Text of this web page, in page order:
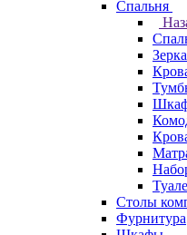
Спальня
Столы
Фурнитура